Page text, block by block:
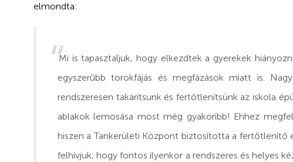
elmondta:
Mi is tapasztaljuk, hogy elkezdtek a gyerekek
egyszerűbb torokfájás és megfázások miatt is.
rendszeresen takarítsunk és fertőtlenítsünk az iskola
ablakok lemosása most még gyakoribb! Ehhez
hiszen a Tankerületi Központ biztosította a fertőtlenítő
felhívjuk, hogy fontos ilyenkor a rendszeres és helyes